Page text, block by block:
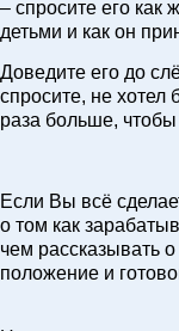
– спросите его как
детьми и как он
Доведите его до
спросите, не хотел
раза больше,
Если Вы всё
о том как
чем рассказывать
положение и